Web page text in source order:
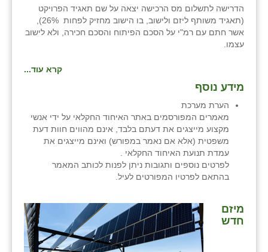
הדרישה לתשלום מס הרכישה יצאה על שם תאגיד הפרויקט
(תאגיד משותף ליזם ולישוב, בו הישוב מחזיק לפחות 26%),
אשר חתם עם רמ"י על הסכם הפיתוח והסכם חכירה, ולא לישוב
עצמו.
קרא עוד...
מידע נוסף
הערת מערכת
מאמרים המפורסמים באתר האיחוד החקלאי על ידי אנשי
מקצוע מייצגים את דעתם בלבד, אינם מהווים חוות דעת
משפטית (אלא אם נאמר במפורש) ואינם מייצגים את
עמדת תנועת האיחוד החקלאי .
לפרטים נוספים ותגובות ניתן לפנות לכותב המאמר
בהתאם לפרטיו המפורטים לעיל.
מיזם
חדש